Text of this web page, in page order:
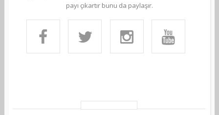
payı çıkartır bunu da paylaşır.